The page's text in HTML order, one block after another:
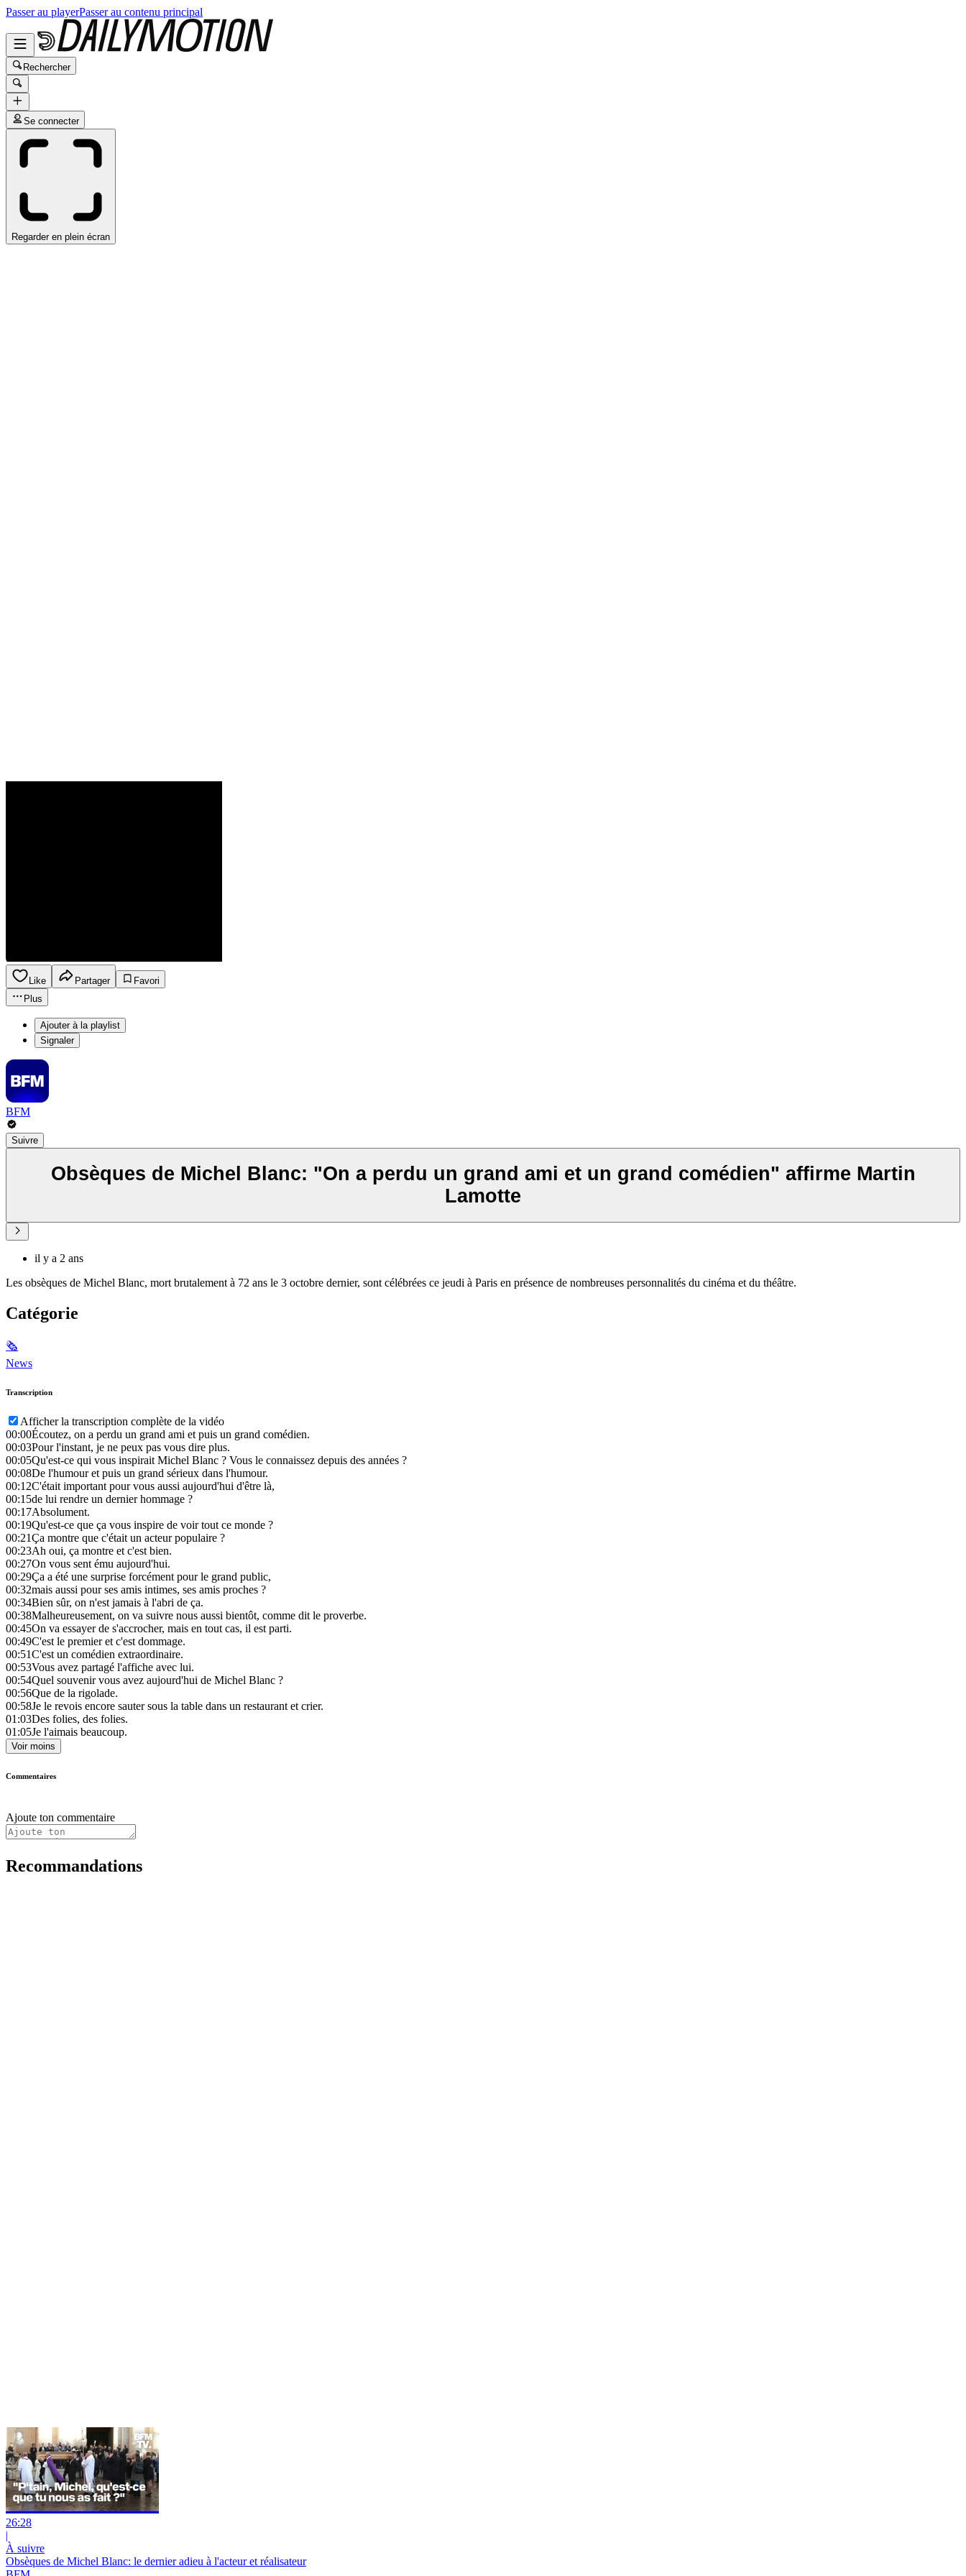
Passer au playerPasser au contenu principal
Rechercher
Se connecter
Regarder en plein écran
Like Partager
Favori
Plus
Ajouter à la playlist
Signaler
BFM
Suivre
Obsèques de Michel Blanc: "On a perdu un grand ami et un grand comédien" affirme Martin
Lamotte
il y a 2 ans
Les obsèques de Michel Blanc, mort brutalement à 72 ans le 3 octobre dernier, sont célébrées ce jeudi à Paris en présence de nombreuses personnalités du cinéma et du théâtre.
Catégorie
🗞
News
Transcription
Afficher la transcription complète de la vidéo
00:00Écoutez, on a perdu un grand ami et puis un grand comédien.
00:03Pour l'instant, je ne peux pas vous dire plus.
00:05Qu'est-ce qui vous inspirait Michel Blanc ? Vous le connaissez depuis des années ?
00:08De l'humour et puis un grand sérieux dans l'humour.
00:12C'était important pour vous aussi aujourd'hui d'être là,
00:15de lui rendre un dernier hommage ?
00:17Absolument.
00:19Qu'est-ce que ça vous inspire de voir tout ce monde ?
00:21Ça montre que c'était un acteur populaire ?
00:23Ah oui, ça montre et c'est bien.
00:27On vous sent ému aujourd'hui.
00:29Ça a été une surprise forcément pour le grand public,
00:32mais aussi pour ses amis intimes, ses amis proches ?
00:34Bien sûr, on n'est jamais à l'abri de ça.
00:38Malheureusement, on va suivre nous aussi bientôt, comme dit le proverbe.
00:45On va essayer de s'accrocher, mais en tout cas, il est parti.
00:49C'est le premier et c'est dommage.
00:51C'est un comédien extraordinaire.
00:53Vous avez partagé l'affiche avec lui.
00:54Quel souvenir vous avez aujourd'hui de Michel Blanc ?
00:56Que de la rigolade.
00:58Je le revois encore sauter sous la table dans un restaurant et crier.
01:03Des folies, des folies.
01:05Je l'aimais beaucoup.
Voir moins
Commentaires
Ajoute ton commentaire
Recommandations
26:28
|
À suivre
Obsèques de Michel Blanc: le dernier adieu à l'acteur et réalisateur